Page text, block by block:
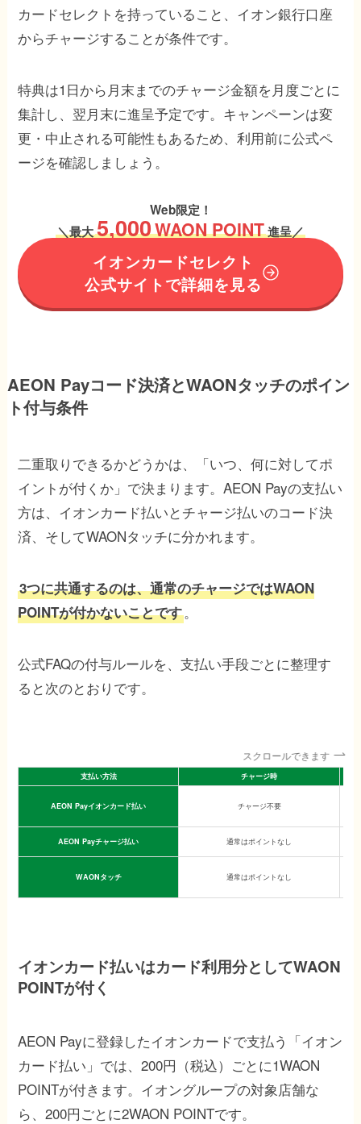
カードセレクトを持っていること、イオン銀行口座
からチャージすることが条件です。
特典は1日から月末までのチャージ金額を月度ごとに
集計し、翌月末に進呈予定です。キャンペーンは変
更・中止される可能性もあるため、利用前に公式ペ
ージを確認しましょう。
Web限定！
＼最大5,000WAON POINT進呈／
イオンカードセレクト
公式サイトで詳細を見る
AEON Payコード決済とWAONタッチのポイン
ト付与条件
二重取りできるかどうかは、「いつ、何に対してポ
イントが付くか」で決まります。AEON Payの支払い
方は、イオンカード払いとチャージ払いのコード決
済、そしてWAONタッチに分かれます。
3つに共通するのは、通常のチャージではWAON
POINTが付かないことです。
公式FAQの付与ルールを、支払い手段ごとに整理す
ると次のとおりです。
スクロールできます
支払い方法 チャージ時
AEON Payイオンカード払い チャージ不要
AEON Payチャージ払い 通常はポイントなし
WAONタッチ 通常はポイントなし
イオンカード払いはカード利用分としてWAON
POINTが付く
AEON Payに登録したイオンカードで支払う「イオン
カード払い」では、200円（税込）ごとに1WAON
POINTが付きます。イオングループの対象店舗な
ら、200円ごとに2WAON POINTです。